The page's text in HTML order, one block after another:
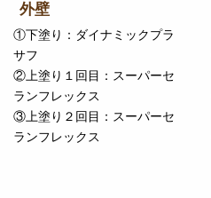
外壁
①下塗り：ダイナミックプラ
サフ
②上塗り１回目：スーパーセ
ランフレックス
③上塗り２回目：スーパーセ
ランフレックス